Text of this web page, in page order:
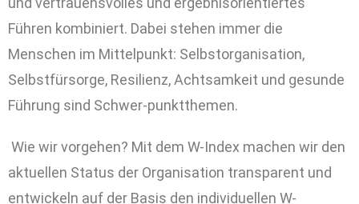
Führen kombiniert. Dabei stehen immer die
Menschen im Mittelpunkt: Selbstorganisation,
Selbstfürsorge, Resilienz, Achtsamkeit und gesunde
Führung sind Schwer-punktthemen.
Wie wir vorgehen? Mit dem W-Index machen wir den
aktuellen Status der Organisation transparent und
entwickeln auf der Basis den individuellen W-